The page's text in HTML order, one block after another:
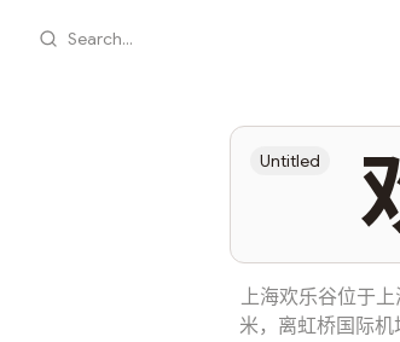
Search...
Untitled
上海欢乐谷位于
米，离虹桥国际